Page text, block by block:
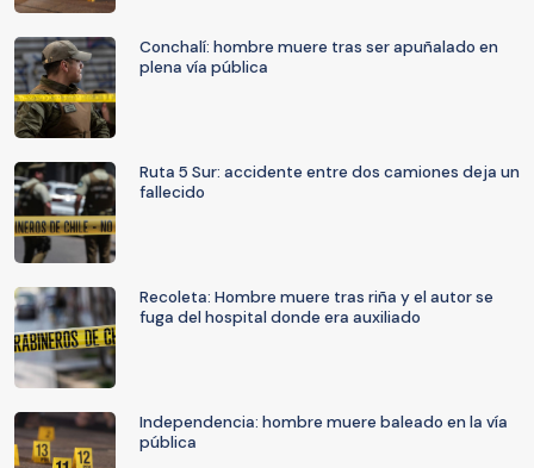
Conchalí: hombre muere tras ser apuñalado en
plena vía pública
Ruta 5 Sur: accidente entre dos camiones deja un
fallecido
Recoleta: Hombre muere tras riña y el autor se
fuga del hospital donde era auxiliado
Independencia: hombre muere baleado en la vía
pública